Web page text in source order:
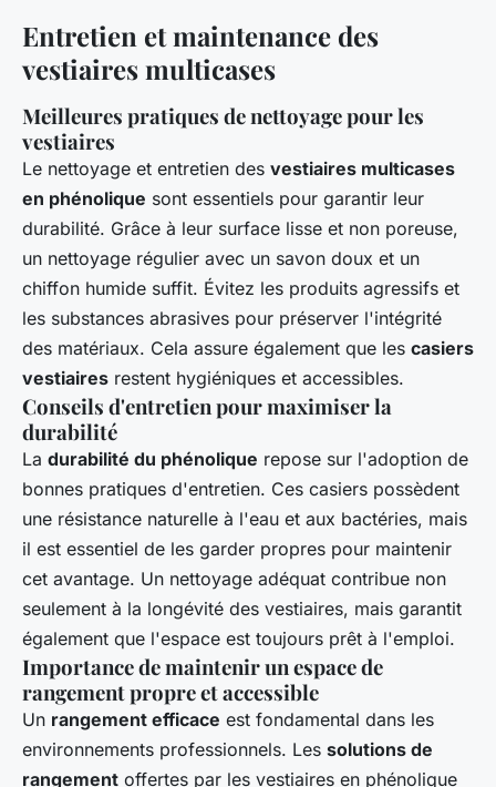
Entretien et maintenance des
vestiaires multicases
Meilleures pratiques de nettoyage pour les
vestiaires
Le nettoyage et entretien des vestiaires multicases
en phénolique sont essentiels pour garantir leur
durabilité. Grâce à leur surface lisse et non poreuse,
un nettoyage régulier avec un savon doux et un
chiffon humide suffit. Évitez les produits agressifs et
les substances abrasives pour préserver l'intégrité
des matériaux. Cela assure également que les casiers
vestiaires restent hygiéniques et accessibles.
Conseils d'entretien pour maximiser la
durabilité
La durabilité du phénolique repose sur l'adoption de
bonnes pratiques d'entretien. Ces casiers possèdent
une résistance naturelle à l'eau et aux bactéries, mais
il est essentiel de les garder propres pour maintenir
cet avantage. Un nettoyage adéquat contribue non
seulement à la longévité des vestiaires, mais garantit
également que l'espace est toujours prêt à l'emploi.
Importance de maintenir un espace de
rangement propre et accessible
Un rangement efficace est fondamental dans les
environnements professionnels. Les solutions de
rangement offertes par les vestiaires en phénolique